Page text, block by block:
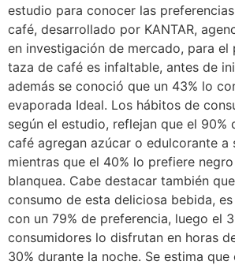
estudio para conocer las
café, desarrollado por KANTAR,
en investigación de mercado, para el
taza de café es infaltable, antes de
además se conoció que un 43% lo
evaporada Ideal. Los hábitos de
según el estudio, reflejan que el 90%
café agregan azúcar o edulcorante a
mientras que el 40% lo prefiere
blanquea. Cabe destacar también
consumo de esta deliciosa bebida,
con un 79% de preferencia, luego el
consumidores lo disfrutan en horas
30% durante la noche. Se estima